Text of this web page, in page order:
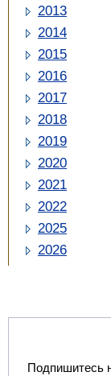
2013
2014
2015
2016
2017
2018
2019
2020
2021
2022
2025
2026
Подпишитесь